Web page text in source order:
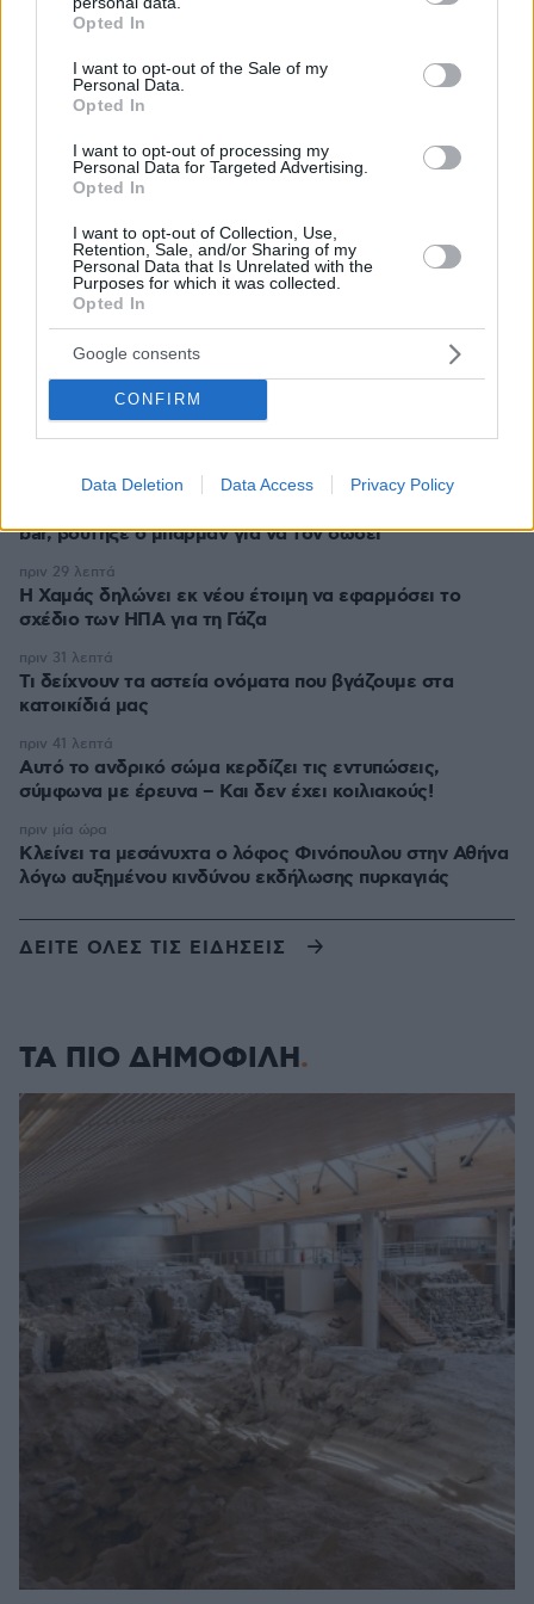
grant or deny consent to Google and its third-party tags to
use your data for below specified purposes in below Google
consent section.
Opted In
I want to opt-out of the Sale of my
Personal Data.
Opted In
I want to opt-out of processing my
Personal Data for Targeted Advertising.
Opted In
I want to opt-out of Collection, Use,
Retention, Sale, and/or Sharing of my
Personal Data that Is Unrelated with the
Purposes for which it was collected.
Opted In
Google consents
CONFIRM
Data Deletion Data Access Privacy Policy
Αυτοκίνητο: Θα έρθει τελικά η μεγαλύτερη επιδότηση
που έχει δοθεί ποτέ στην Ελλάδα;
Μαγνήσιο: Πόσο χρειαζόμαστε για να αποφύγουμε την
άνοια και να μη γεράσει το μυαλό
πριν 11 λεπτά
Μπραν - ΠΑΟΚ 3-2: Το πάλεψε ο «Δικέφαλος» αλλά
αποκλείστηκε από τη συνέχεια του Champions League
γυναικών, δείτε τα γκολ
πριν 11 λεπτά
Ξεκίνησε η προπώληση εισιτηρίων για τη μεγαλύτερη
έκθεση αυτοκινήτου της Ευρώπης που θα γίνει στην
πριν 13 λεπτά
Ολυμπιακός: Ήττα για τη Ναϊμέγκεν στην πρεμιέρα του
πρωταθλήματος, πριν τη ρεβάνς με τους
πριν 17 λεπτά
bar, βούτηξε ο μπάρμαν για να τον σώσει
πριν 25 λεπτά
Η Χαμάς δηλώνει εκ νέου έτοιμη να εφαρμόσει το
σχέδιο των ΗΠΑ για τη Γάζα
πριν 29 λεπτά
Τι δείχνουν τα αστεία ονόματα που βγάζουμε στα
κατοικίδιά μας
πριν 31 λεπτά
Αυτό το ανδρικό σώμα κερδίζει τις εντυπώσεις,
σύμφωνα με έρευνα – Και δεν έχει κοιλιακούς!
πριν 41 λεπτά
Κλείνει τα μεσάνυχτα ο λόφος Φινόπουλου στην Αθήνα
λόγω αυξημένου κινδύνου εκδήλωσης πυρκαγιάς
πριν μία ώρα
ΔΕΙΤΕ ΟΛΕΣ ΤΙΣ ΕΙΔΗΣΕΙΣ
ΤΑ ΠΙΟ ΔΗΜΟΦΙΛΗ